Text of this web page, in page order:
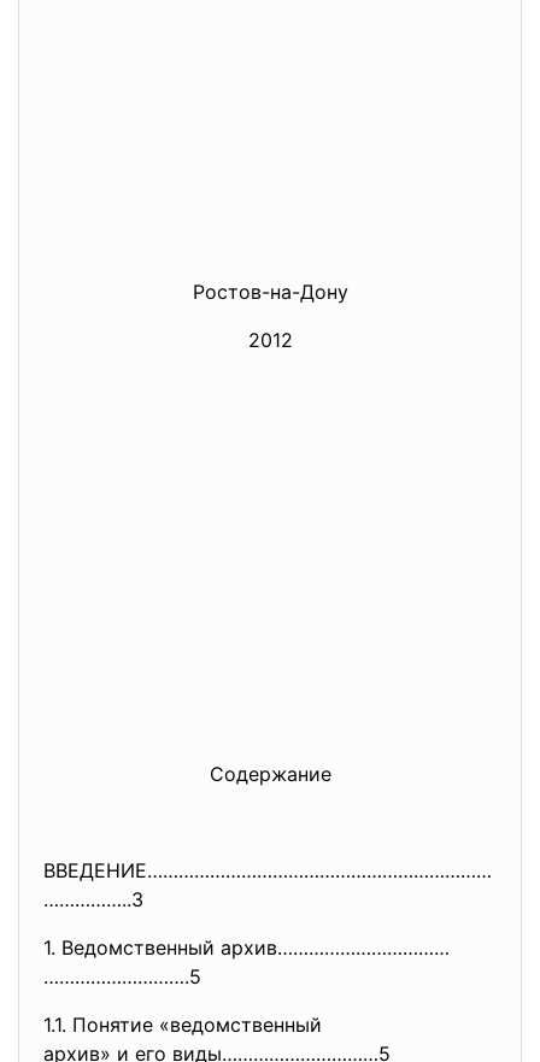
Ростов-на-Дону
2012
Содержание
ВВЕДЕНИЕ…………………………………………………………
……………..3
1. Ведомственный архив……………………………
……………………….5
1.1. Понятие «ведомственный
архив» и его виды…………………………5